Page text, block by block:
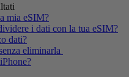
mia eSIM?
i dati con la tua eSIM?
dati?
eliminarla